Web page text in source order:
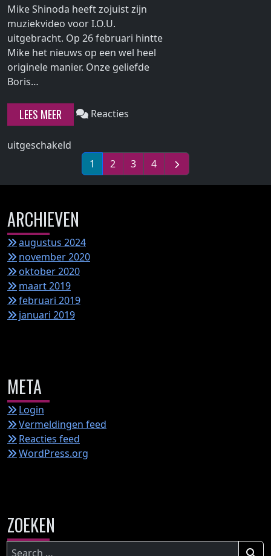
Projekt
Revolution
2002
Mike Shinoda heeft zojuist zijn
muziekvideo voor I.O.U.
uitgebracht. Op 26 februari hintte
Mike het nieuws op een wel heel
originele manier. Onze geliefde
Boris…
"Muziekvideo
Mike
Shinoda
is
LEES MEER Reacties
uitgeschakeld
Muziekvideo
Mike
Shinoda
I.O.U.
uitgebracht
1 2 3 4
ARCHIEVEN
augustus 2024
november 2020
oktober 2020
maart 2019
februari 2019
januari 2019
META
Login
Vermeldingen feed
Reacties feed
WordPress.org
ZOEKEN
Zoeken